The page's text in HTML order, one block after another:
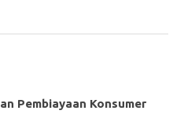
Pembiayaan Konsumer